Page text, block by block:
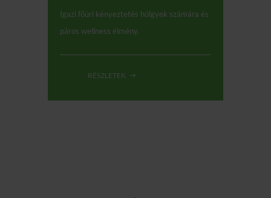
Igazi főúri kényeztetés hölgyek számára és
páros wellness élmény.
RÉSZLETEK